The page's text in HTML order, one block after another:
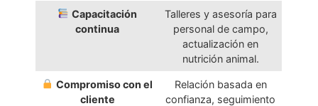
Capacitación
continua
Talleres y asesoría para
personal de campo,
actualización en
nutrición animal.
Compromiso con el
cliente
Relación basada en
confianza, seguimiento